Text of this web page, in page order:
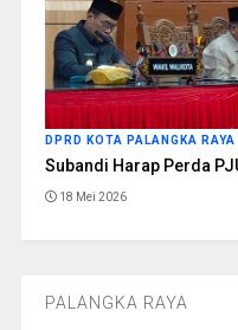
DPRD KOTA PALANGKA RAYA
Subandi Harap Perda
18 Mei 2026
PALANGKA RAYA